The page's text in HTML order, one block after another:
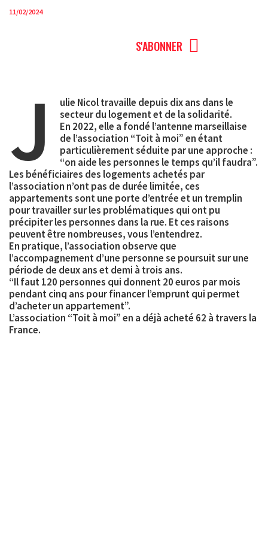
S'ABONNER
11/02/2024
J
ulie Nicol travaille depuis dix ans dans le
secteur du logement et de la solidarité.
En 2022, elle a fondé l’antenne marseillaise
de l’association “Toit à moi” en étant
particulièrement séduite par une approche :
“on aide les personnes le temps qu’il faudra”.
Les bénéficiaires des logements achetés par
l’association n’ont pas de durée limitée, ces
appartements sont une porte d’entrée et un tremplin
pour travailler sur les problématiques qui ont pu
précipiter les personnes dans la rue. Et ces raisons
peuvent être nombreuses, vous l’entendrez.
En pratique, l’association observe que
l’accompagnement d’une personne se poursuit sur une
période de deux ans et demi à trois ans.
“Il faut 120 personnes qui donnent 20 euros par mois
pendant cinq ans pour financer l’emprunt qui permet
d’acheter un appartement”.
L’association “Toit à moi” en a déjà acheté 62 à travers la
France.